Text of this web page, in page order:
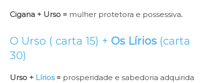
Cigana + Urso = mulher protetora e possessiva.
O Urso ( carta 15) + Os Lírios (carta
30)
Urso + Lírios= prosperidade e sabedoria adquirida